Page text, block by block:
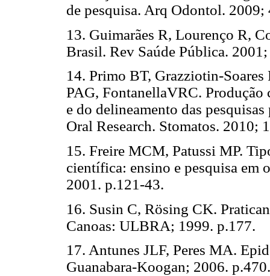
de pesquisa. Arq Odontol.
13. Guimarães R, Lourenço R,
Brasil. Rev Saúde Pública.
14. Primo BT, Grazziotin-
PAG, FontanellaVRC.
e do delineamento das
Oral Research. Stomatos. 2010;
15. Freire MCM, Patussi MP.
científica: ensino e pesquisa em
2001. p.121-43.
16. Susin C, Rösing CK.
Canoas: ULBRA; 1999. p.177.
17. Antunes JLF, Peres MA.
Guanabara-Koogan; 2006. p.470.